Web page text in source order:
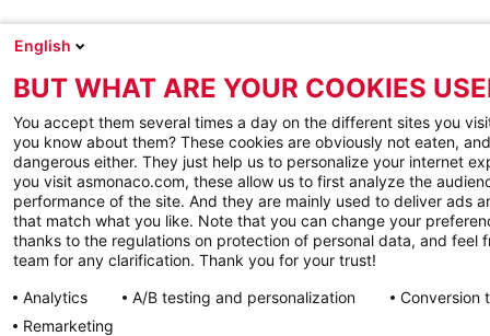
English
BUT WHAT ARE YOUR COOKIES
You accept them several times a day on the different sites you
you know about them? These cookies are obviously not eaten,
dangerous either. They just help us to personalize your internet
you visit asmonaco.com, these allow us to first analyze the
performance of the site. And they are mainly used to deliver ads
that match what you like. Note that you can change your
thanks to the regulations on protection of personal data, and feel
team for any clarification. Thank you for your trust!
Analytics
A/B testing and personalization
Conversion
Remarketing